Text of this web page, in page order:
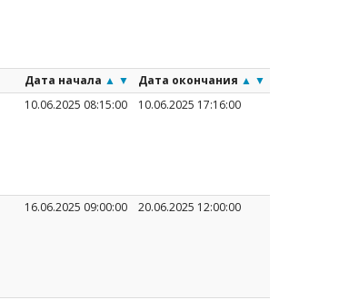
Дата начала ▲ ▼ Дата окончания ▲ ▼
10.06.2025 08:15:00 10.06.2025 17:16:00
16.06.2025 09:00:00 20.06.2025 12:00:00